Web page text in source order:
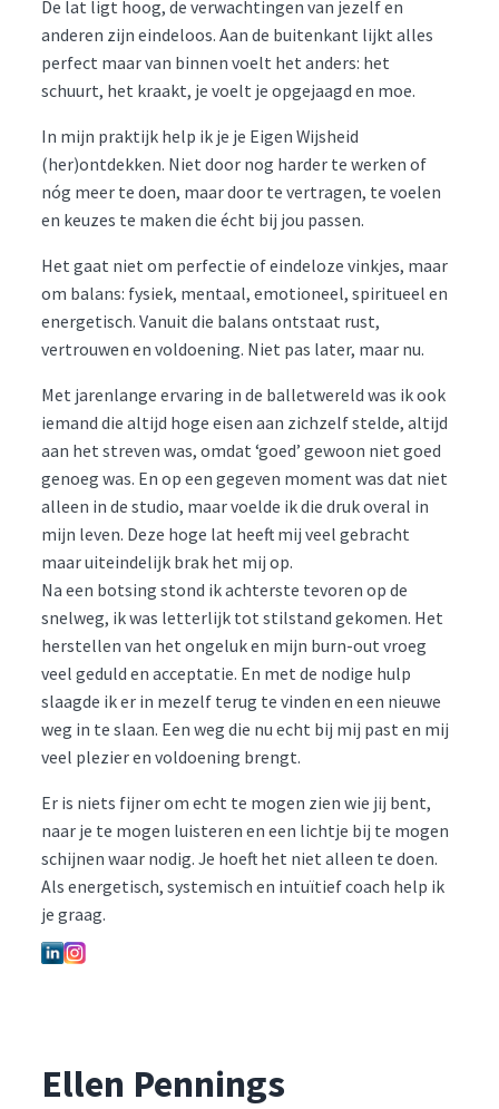
De lat ligt hoog, de verwachtingen van jezelf en
anderen zijn eindeloos. Aan de buitenkant lijkt alles
perfect maar van binnen voelt het anders: het
schuurt, het kraakt, je voelt je opgejaagd en moe.
In mijn praktijk help ik je je Eigen Wijsheid
(her)ontdekken. Niet door nog harder te werken of
nóg meer te doen, maar door te vertragen, te voelen
en keuzes te maken die écht bij jou passen.
Het gaat niet om perfectie of eindeloze vinkjes, maar
om balans: fysiek, mentaal, emotioneel, spiritueel en
energetisch. Vanuit die balans ontstaat rust,
vertrouwen en voldoening. Niet pas later, maar nu.
Met jarenlange ervaring in de balletwereld was ik ook
iemand die altijd hoge eisen aan zichzelf stelde, altijd
aan het streven was, omdat ‘goed’ gewoon niet goed
genoeg was. En op een gegeven moment was dat niet
alleen in de studio, maar voelde ik die druk overal in
mijn leven. Deze hoge lat heeft mij veel gebracht
maar uiteindelijk brak het mij op.
Na een botsing stond ik achterste tevoren op de
snelweg, ik was letterlijk tot stilstand gekomen. Het
herstellen van het ongeluk en mijn burn-out vroeg
veel geduld en acceptatie. En met de nodige hulp
slaagde ik er in mezelf terug te vinden en een nieuwe
weg in te slaan. Een weg die nu echt bij mij past en mij
veel plezier en voldoening brengt.
Er is niets fijner om echt te mogen zien wie jij bent,
naar je te mogen luisteren en een lichtje bij te mogen
schijnen waar nodig. Je hoeft het niet alleen te doen.
Als energetisch, systemisch en intuïtief coach help ik
je graag.
Ellen Pennings